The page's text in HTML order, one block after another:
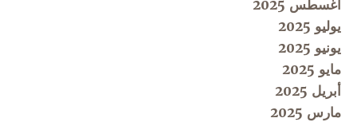
أغسطس 2025
يوليو 2025
يونيو 2025
مايو 2025
أبريل 2025
مارس 2025